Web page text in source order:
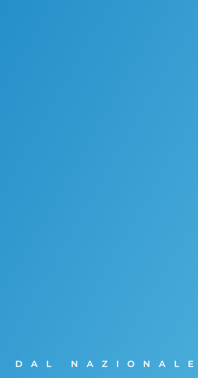
DAL NAZIONALE